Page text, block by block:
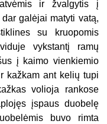
ir žvalgytis į
galėjai matyti vatą,
su kruopomis
vykstantį ramų
į kaimo vienkiemio
kažkam ant kelių tupi
volioja rankose
įspaus duobelę
buvo rimta